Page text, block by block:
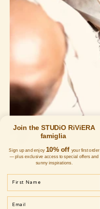
Join the STUDiO RiViERA
famiglia
Sign up and enjoy 10% off your first order
— plus exclusive access to special offers and
sunny inspirations.